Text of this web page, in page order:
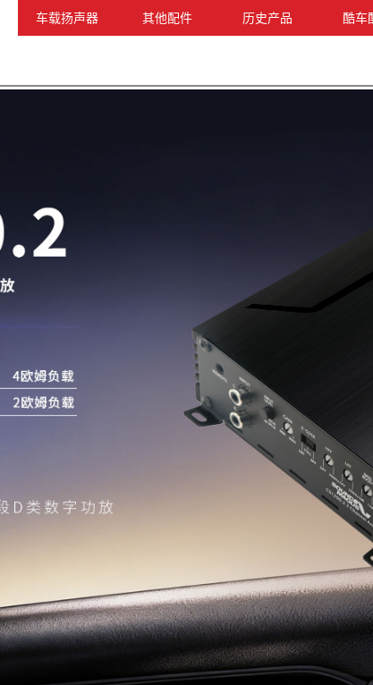
车载扬声器 其他配件 历史产品 酷车